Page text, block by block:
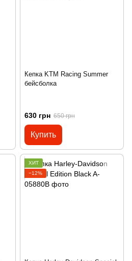
Кепка KTM Racing Summer
бейсболка
630 грн 650 грн
Купить
ХИТ
−12%